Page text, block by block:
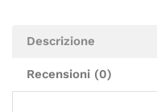
Descrizione
Recensioni (0)